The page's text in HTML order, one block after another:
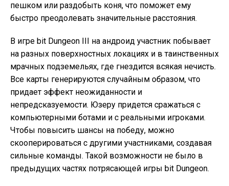
пешком или раздобыть коня, что поможет ему
быстро преодолевать значительные расстояния.
В игре bit Dungeon III на андроид участник побывает
на разных поверхностных локациях и в таинственных
мрачных подземельях, где гнездится всякая нечисть.
Все карты генерируются случайным образом, что
придает эффект неожиданности и
непредсказуемости. Юзеру придется сражаться с
компьютерными ботами и с реальными игроками.
Чтобы повысить шансы на победу, можно
скооперироваться с другими участниками, создавая
сильные команды. Такой возможности не было в
предыдущих частях потрясающей игры bit Dungeon.